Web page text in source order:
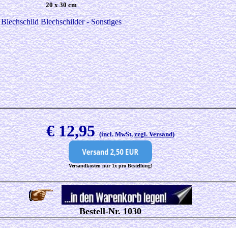
20 x 30 cm
Blechschild Blechschilder - Sonstiges
€ 12,95(incl. MwSt,zzgl. Versand)
Versandkosten nur 1x pro Bestellung!
Bestell-Nr. 1030